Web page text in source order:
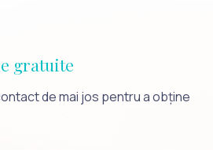
gratuite
de mai jos pentru a obține